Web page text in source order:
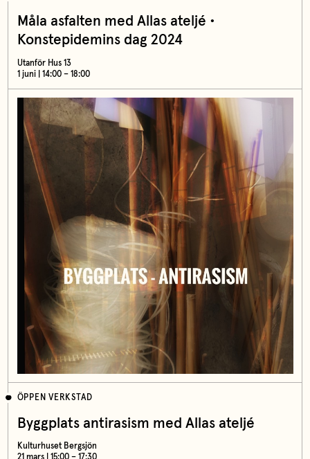
Måla asfalten med Allas ateljé •
Konstepidemins dag 2024
Utanför Hus 13
1 juni | 14:00 – 18:00
ÖPPEN VERKSTAD
Byggplats antirasism med Allas ateljé
Kulturhuset Bergsjön